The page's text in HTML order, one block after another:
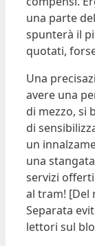
una parte
spunterà il
quotati,
Una
avere una
di mezzo, si
di
un
una
servizi offerti
al tram! [Del
Separata
lettori sul